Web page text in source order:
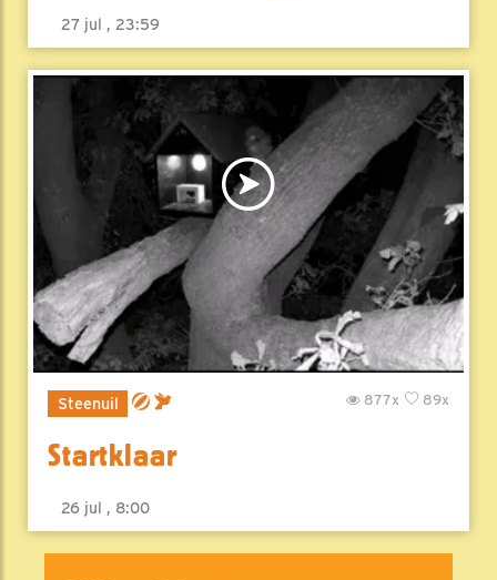
27 jul , 23:59
Steenuil 89x
877x
Startklaar
26 jul , 8:00